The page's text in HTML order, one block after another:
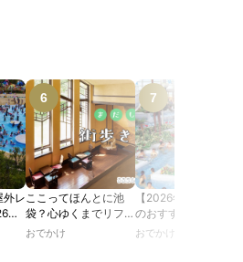
外レ
！
ー
ここってほんとに池
袋？心ゆくまでリフレ
ッシュできる池袋・街
おでかけ
【2026年最新】関東
のおすすめの屋内プー
ル人気10選
おでかけ